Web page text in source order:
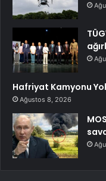
Hafriyat Kamyonu
Ağustos 8, 2026